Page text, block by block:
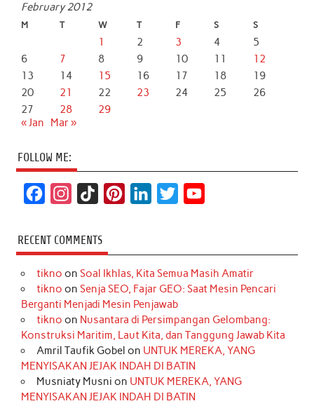
February 2012
M T W T F S S
1 2 3 4
5
6
7 8 9 10 11
12
13
14 15 16 17 18
19
20
21 22 23 24 25
26
27
28
29
« Jan
Mar »
FOLLOW ME:
c
e
b
o
k
s
t
a
r
a
m
k
T
o
k
t
e
r
e
s
t
k
e
d
I
n
t
t
r
T
u
e
RECENT COMMENTS
tikno on Soal Ikhlas, Kita Semua Masih Amatir
tikno on Senja SEO, Fajar GEO: Saat Mesin Pencari
Berganti Menjadi Mesin Penjawab
tikno on Nusantara di Persimpangan Gelombang:
Konstruksi Maritim, Laut Kita, dan Tanggung Jawab Kita
Amril Taufik Gobel on UNTUK MEREKA, YANG
MENYISAKAN JEJAK INDAH DI BATIN
Musniaty Musni on UNTUK MEREKA, YANG
MENYISAKAN JEJAK INDAH DI BATIN